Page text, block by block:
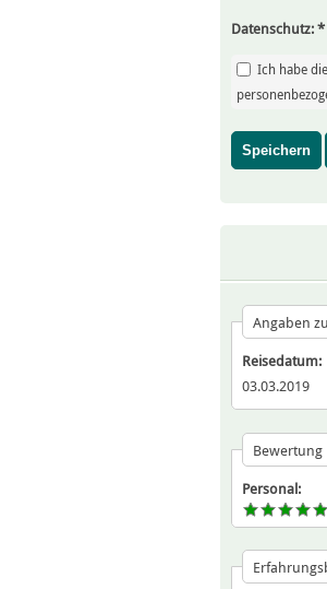
Datenschutz:*
Ich habe die
Angaben
Reisedatum:
03.03.2019
Bewertung
Personal: